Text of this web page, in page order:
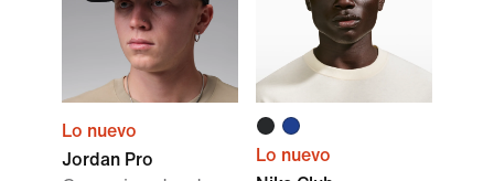
Lo nuevo
Jordan Pro
Lo nuevo